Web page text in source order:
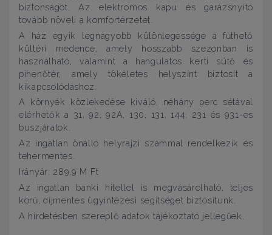
biztonságot. Az elektromos kapu és garázsnyitó
tovább növeli a komfortérzetet.
A ház egyik legnagyobb különlegessége a fűthető
kültéri medence, amely hosszabb szezonban is
használható, valamint a hangulatos kerti sütő és
pihenőtér, amely tökéletes helyszínt biztosít a
kikapcsolódáshoz.
A környék közlekedése kiváló, néhány perc sétával
elérhetők a 31, 92, 92A, 130, 131, 144, 231 és 931-es
buszjáratok.
Az ingatlan önálló helyrajzi számmal rendelkezik és
tehermentes.
Irányár: 289,9 M Ft
Az ingatlan banki hitellel is megvásárolható, teljes
körű, díjmentes ügyintézési segítséget biztosítunk.
A hirdetésben szereplő adatok tájékoztató jellegűek.